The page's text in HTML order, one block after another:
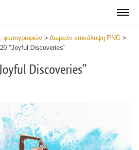
φωτογραφιών > Δωρεάν επικάλυψη PNG >
"Joyful Discoveries"
Discoveries"